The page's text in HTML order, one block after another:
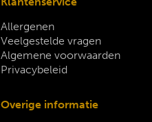
Allergenen
Veelgestelde vragen
Algemene voorwaarden
Privacybeleid
Overige informatie